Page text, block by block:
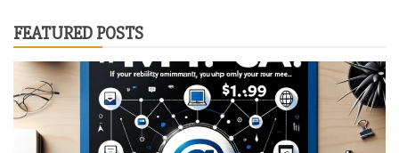
FEATURED POSTS